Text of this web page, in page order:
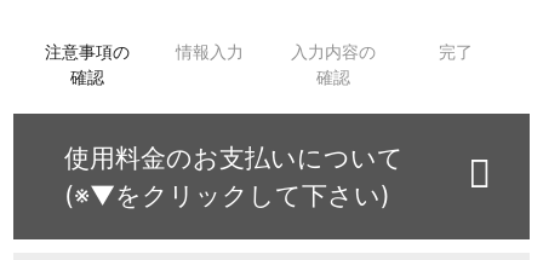
注意事項の
確認
情報入力
入力内容の
確認
完了
使用料金のお支払いについて
(※▼をクリックして下さい)